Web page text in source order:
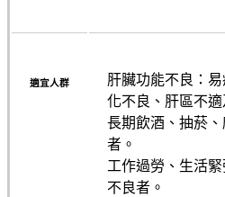
適宜人群
肝臟功能不良：
化不良、肝區不適
長期飲酒、抽菸
者。
工作過勞、生活
不良者。